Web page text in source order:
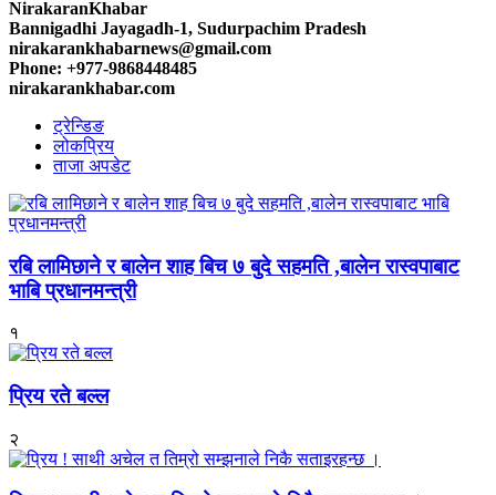
NirakaranKhabar
Bannigadhi Jayagadh-1, Sudurpachim Pradesh
nirakarankhabarnews@gmail.com
Phone: +977-9868448485
nirakarankhabar.com
ट्रेन्डिङ
लोकप्रिय
ताजा अपडेट
रबि लामिछाने र बालेन शाह बिच ७ बुदे सहमति ,बालेन रास्वपाबाट
भाबि प्रधानमन्त्री
१
प्रिय रते बल्ल
२